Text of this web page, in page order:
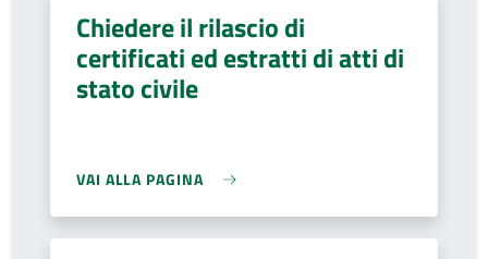
Chiedere il rilascio di
certificati ed estratti di atti di
stato civile
VAI ALLA PAGINA